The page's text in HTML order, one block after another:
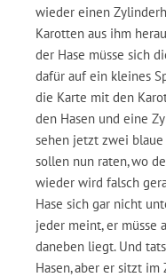
wieder einen
Karotten aus ihm
der Hase müsse sich
dafür auf ein kleines
die Karte mit den
den Hasen und eine
sehen jetzt zwei
sollen nun raten, wo
wieder wird falsch
Hase sich gar nicht
jeder meint, er müsse
daneben liegt. Und
Hasen, aber er sitzt